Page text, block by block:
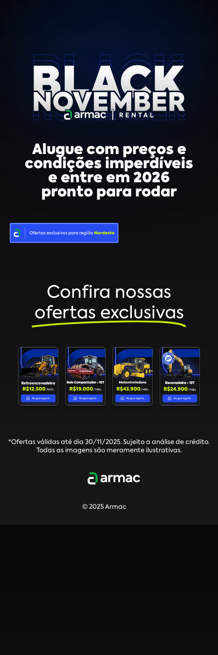
Alugue com preços e
condições imperdíveis
e entre em 2026
pronto para rodar
Confira nossas
ofertas exclusivas
*Ofertas válidas até dia 30/11/2025. Sujeito a análise de crédito.
Todas as imagens são meramente ilustrativas.
© 2025 Armac